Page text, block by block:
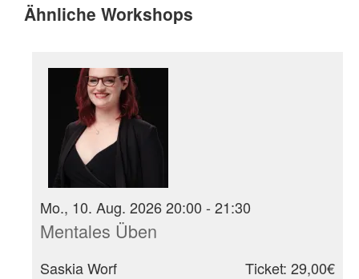
Ähnliche Workshops
Mo., 10. Aug. 2026 20:00 - 21:30
Mentales Üben
Saskia Worf
Ticket: 29,00€